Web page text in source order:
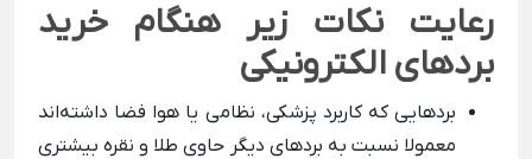
رعایت نکات زیر هنگام خرید
بردهای الکترونیکی
بردهایی که کاربرد پزشکی، نظامی یا هوا فضا داشته‌اند
معمولا نسبت به بردهای دیگر حاوی طلا و نقره بیشتری